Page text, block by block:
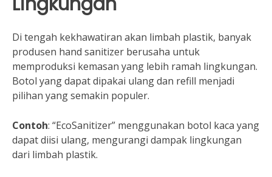
Di tengah kekhawatiran akan limbah plastik, banyak
produsen hand sanitizer berusaha untuk
memproduksi kemasan yang lebih ramah lingkungan.
Botol yang dapat dipakai ulang dan refill menjadi
pilihan yang semakin populer.
Contoh: “EcoSanitizer” menggunakan botol kaca yang
dapat diisi ulang, mengurangi dampak lingkungan
dari limbah plastik.